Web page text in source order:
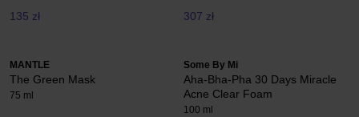
135 zł 307 zł
MANTLE
The Green Mask
75 ml
Some By Mi
Aha-Bha-Pha 30 Days Miracle
Acne Clear Foam
100 ml